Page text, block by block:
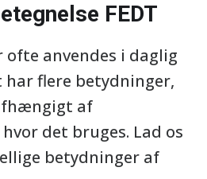
FEDT
ofte anvendes i daglig
har flere betydninger,
af
det bruges. Lad os
betydninger af